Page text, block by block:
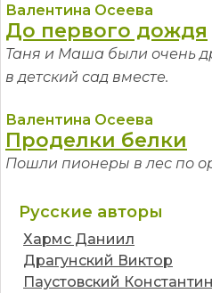
Валентина Осеева
До первого дождя
Таня и Маша были очень
в детский сад вместе.
Валентина Осеева
Проделки белки
Пошли пионеры в лес по
Русские авторы
Хармс Даниил
Драгунский Виктор
Паустовский Константин